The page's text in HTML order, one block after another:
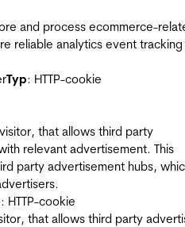
and process ecommerce-
reliable analytics event tracking
Typ: HTTP-cookie
that allows third party
relevant advertisement. This
party advertisement hubs,
: HTTP-cookie
that allows third party